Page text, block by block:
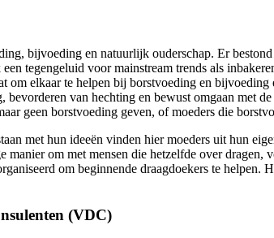
bijvoeding en natuurlijk ouderschap. Er
tegengeluid voor mainstream trends als
om elkaar te helpen bij borstvoeding en
van hechting en bewust omgaan met
geen borstvoeding geven, of moeders die
met hun ideeën vinden hier moeders uit hun
manier om met mensen die hetzelfde over
om beginnende draagdoekers te
(VDC)